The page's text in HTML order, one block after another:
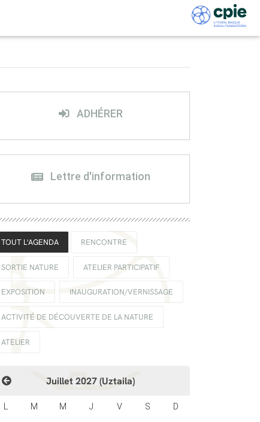
ADHÉRER
Lettre d'information
TOUT L'AGENDA RENCONTRE
SORTIE NATURE ATELIER PARTICIPATIF
EXPOSITION INAUGURATION/VERNISSAGE
ACTIVITÉ DE DÉCOUVERTE DE LA NATURE
ATELIER
Juillet 2027 (Uztaila)
L M M J V S D